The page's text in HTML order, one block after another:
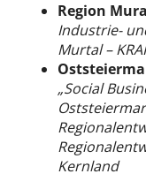
Region
Industrie-
Murtal –
„Social
Kernland